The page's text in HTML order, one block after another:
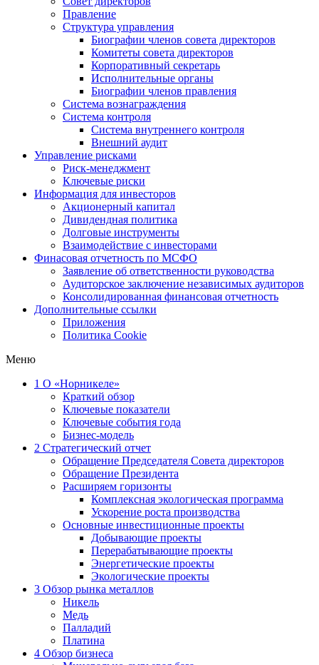
Правление
Структура управления
Биографии членов совета директоров
Комитеты совета директоров
Корпоративный секретарь
Исполнительные органы
Биографии членов правления
Система вознаграждения
Система контроля
Система внутреннего контроля
Внешний аудит
Управление рисками
Риск-менеджмент
Ключевые риски
Информация для инвесторов
Акционерный капитал
Дивидендная политика
Долговые инструменты
Взаимодействие с инвеcторами
Финасовая отчетность по МСФО
Заявление об ответственности руководства
Аудиторское заключение независимых аудиторов
Консолидированная финансовая отчетность
Дополнительные ссылки
Приложения
Политика Cookie
Меню
1 О «Норникеле»
Краткий обзор
Ключевые показатели
Ключевые события года
Бизнес-модель
2 Стратегический отчет
Обращение Председателя Совета директоров
Обращение Президента
Расширяем горизонты
Комплексная экологическая программа
Ускорение роста производства
Основные инвестиционные проекты
Добывающие проекты
Перерабатывающие проекты
Энергетические проекты
Экологические проекты
3 Обзор рынка металлов
Никель
Медь
Палладий
Платина
4 Обзор бизнеса